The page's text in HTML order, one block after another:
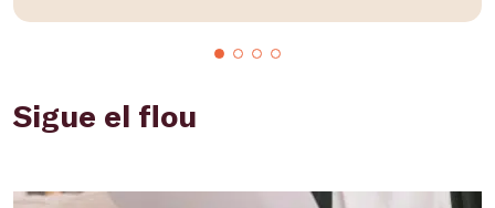
Sigue el flou